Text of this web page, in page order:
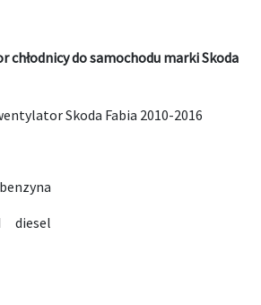
do samochodu marki Skoda
Skoda Fabia 2010-2016
diesel